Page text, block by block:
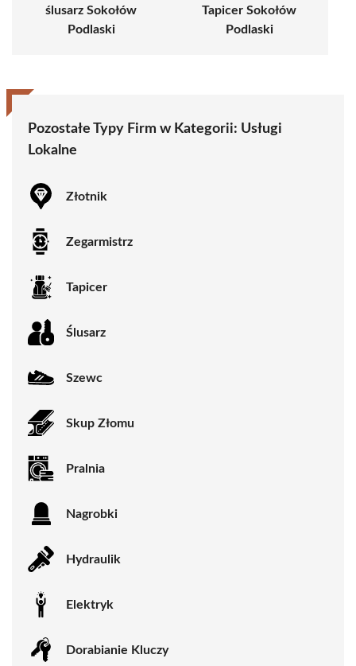
ślusarz Sokołów
Podlaski
Tapicer Sokołów
Podlaski
Pozostałe Typy Firm w Kategorii: Usługi
Lokalne
Złotnik
Zegarmistrz
Tapicer
Ślusarz
Szewc
Skup Złomu
Pralnia
Nagrobki
Hydraulik
Elektryk
Dorabianie Kluczy